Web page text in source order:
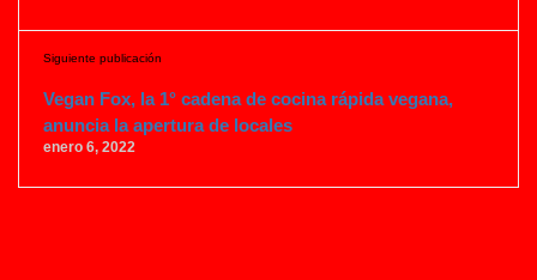
Siguiente publicación
Vegan Fox, la 1° cadena de cocina rápida vegana,
anuncia la apertura de locales
enero 6, 2022